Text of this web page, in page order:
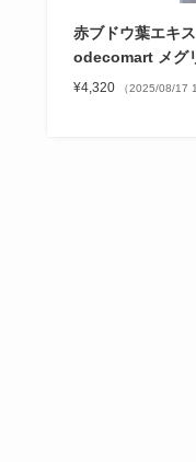
赤ブドウ葉エキ
odecomart メグ
¥4,320 （2025/08/17